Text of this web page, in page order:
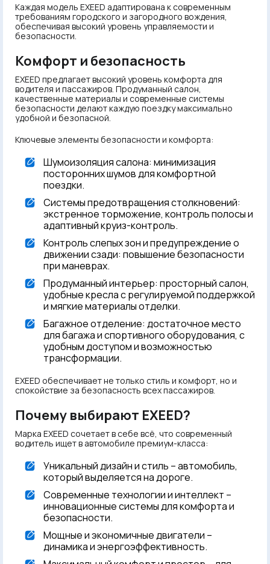
Каждая модель EXEED адаптирована к современным
требованиям городского и загородного вождения,
обеспечивая высокий уровень управляемости и
безопасности.
Комфорт и безопасность
EXEED предлагает высокий уровень комфорта для
водителя и пассажиров. Продуманный салон,
качественные материалы и современные системы
безопасности делают каждую поездку максимально
удобной и безопасной.
Ключевые элементы безопасности и комфорта:
Шумоизоляция салона: минимизация
посторонних шумов для комфортной
поездки.
Системы предотвращения столкновений:
экстренное торможение, контроль полосы и
адаптивный круиз-контроль.
Контроль слепых зон и предупреждение о
движении сзади: повышение безопасности
при маневрах.
Продуманный интерьер: просторный салон,
удобные кресла с регулируемой поддержкой
и мягкие материалы отделки.
Багажное отделение: достаточное место
для багажа и спортивного оборудования, с
удобным доступом и возможностью
трансформации.
EXEED обеспечивает не только стиль и комфорт, но и
спокойствие за безопасность всех пассажиров.
Почему выбирают EXEED?
Марка EXEED сочетает в себе всё, что современный
водитель ищет в автомобиле премиум-класса:
Уникальный дизайн и стиль – автомобиль,
который выделяется на дороге.
Современные технологии и интеллект –
инновационные системы для комфорта и
безопасности.
Мощные и экономичные двигатели –
динамика и энергоэффективность.